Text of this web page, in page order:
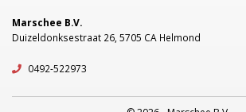
Marschee B.V.
Duizeldonksestraat 26, 5705 CA Helmond
0492-522973